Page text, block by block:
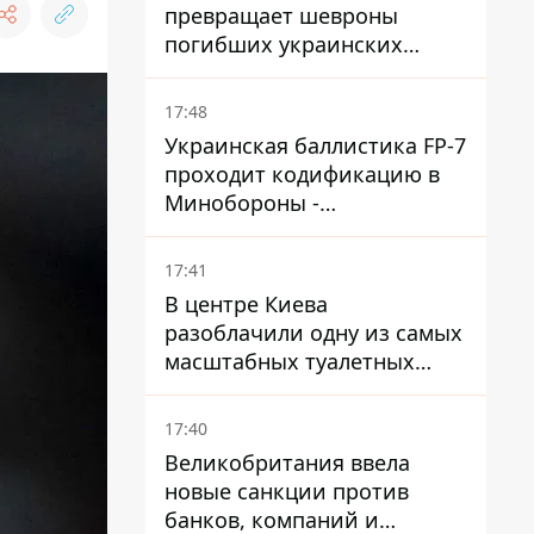
превращает шевроны
погибших украинских
защитников в экспонаты
"музея СВО"
17:48
Украинская баллистика FP-7
проходит кодификацию в
Минобороны -
приближается боевое
применение - Reuters
17:41
В центре Киева
разоблачили одну из самых
масштабных туалетных
схем с фиктивным домом
17:40
Великобритания ввела
новые санкции против
банков, компаний и